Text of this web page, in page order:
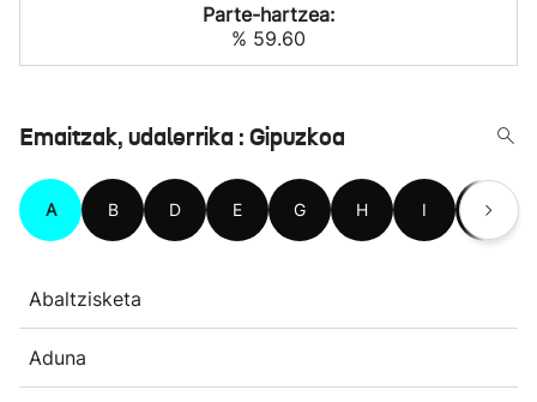
Parte-hartzea:
% 59.60
Emaitzak, udalerrika : Gipuzkoa
A B D E G H I L
Abaltzisketa
Aduna